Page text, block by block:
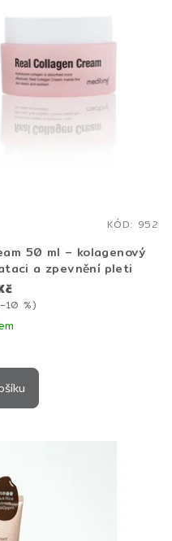
50 ml – kolagenový
a zpevnění pleti
%)
KÓD: 952